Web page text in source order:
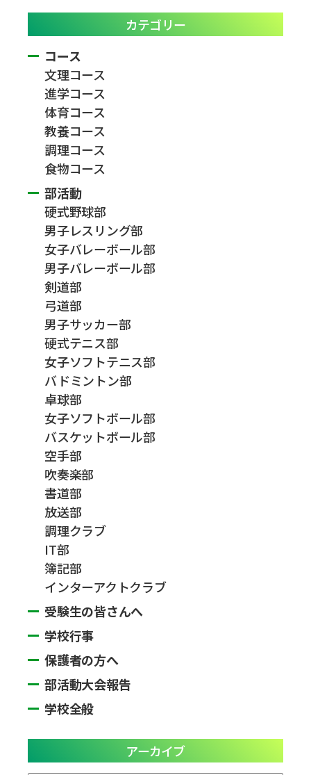
カテゴリー
コース
文理コース
進学コース
体育コース
教養コース
調理コース
食物コース
部活動
硬式野球部
男子レスリング部
女子バレーボール部
男子バレーボール部
剣道部
弓道部
男子サッカー部
硬式テニス部
女子ソフトテニス部
バドミントン部
卓球部
女子ソフトボール部
バスケットボール部
空手部
吹奏楽部
書道部
放送部
調理クラブ
IT部
簿記部
インターアクトクラブ
受験生の皆さんへ
学校行事
保護者の方へ
部活動大会報告
学校全般
アーカイブ